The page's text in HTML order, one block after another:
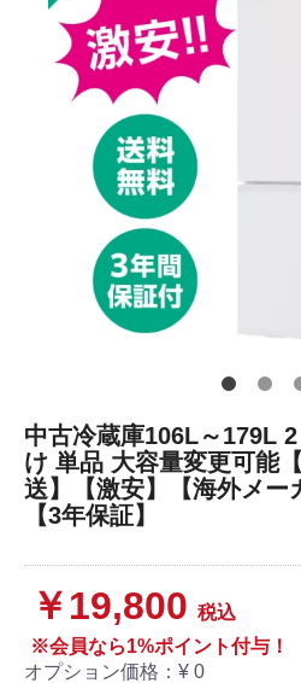
中古冷蔵庫106L～179L
け 単品 大容量変更可能
送】【激安】【海外メー
【3年保証】
￥19,800 税込
※会員なら1%ポイント付与！
オプション価格：¥ 0